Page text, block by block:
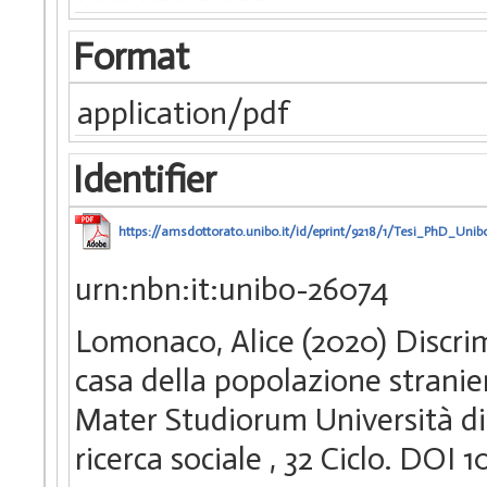
Format
application/pdf
Identifier
https://amsdottorato.unibo.it/id/eprint/9218/1/
urn:nbn:it:unibo-26074
Lomonaco, Alice (2020)
casa della popolazione
Mater Studiorum Università
ricerca sociale , 32 Ciclo. DOI